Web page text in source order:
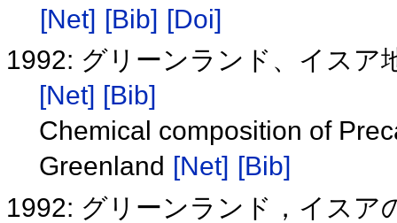
[Net] [Bib] [Doi]
1992: グリーンランド、イスア
[Net] [Bib]
Chemical composition of
Greenland [Net] [Bib]
1992: グリーンランド，イスア